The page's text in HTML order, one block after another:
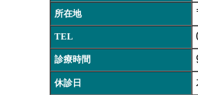
所在地
TEL
診療時間
休診日